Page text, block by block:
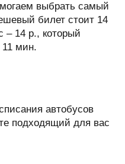
выбрать самый
билет стоит 14
– 14 р., который
11 мин.
автобусов
подходящий для вас